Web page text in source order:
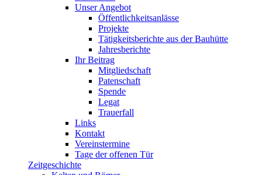
Unser Angebot
Öffentlichkeitsanlässe
Projekte
Tätigkeitsberichte aus der Bauhütte
Jahresberichte
Ihr Beitrag
Mitgliedschaft
Patenschaft
Spende
Legat
Trauerfall
Links
Kontakt
Vereinstermine
Tage der offenen Tür
Zeitgeschichte